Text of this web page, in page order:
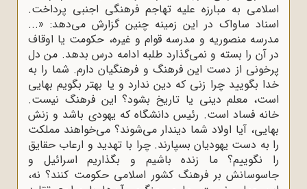
اسلامی به مبارزه علیه تهاجم فرهنگی اجنبی ‌پرداخت.
اسناد ساواک در این زمینه چنین گزارش می‌دهد: «...
مدرسه منصوریه و مدرسه قوام و غیره، حکومت یا اوقاف
در آن را بسته و نمی‌گذارد طلبه ادامه درس بدهد. من دل
پرخونی از دست این فرهنگ و فرهنگیان دارم. شما را به
خدا بگویید چرا زنی که دین ندارد و یا بهتر بگویم بهایی
است، معلم دینی یا تاریخ بشود؟ این فرهنگ نیست.
خانه فساد است. رئیس دانشگاه که یهودی باشد و زنش
بهایی، آیا اولاد شما دیندار می‌شوند؟ می‌خواهند مملکت
را به دست یهودیان بسپارند. چرا با تهدید و ارعاب حقایق
را نگوییم؟ ما زنده باشیم و بگذاریم اسرائیل و
جاسوسانش بر فرهنگ کشور اسلامی حکومت کنند؟ نه،